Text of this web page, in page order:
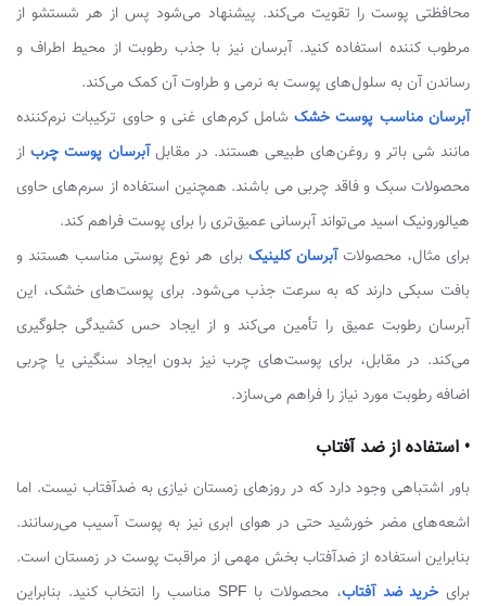
محافظتی پوست را تقویت می‌کند. پیشنهاد می‌شود پس از هر شستشو از
مرطوب کننده استفاده کنید. آبرسان نیز با جذب رطوبت از محیط اطراف و
رساندن آن به سلول‌های پوست به نرمی و طراوت آن کمک می‌کند.
آبرسان مناسب پوست‌ خشکشامل کرم‌های غنی و حاوی ترکیبات نرم‌کننده
مانند شی باتر و روغن‌های طبیعی هستند. در مقابلآبرسان پوست‌ چرباز
محصولات سبک و فاقد چربی می باشند. همچنین استفاده از سرم‌های حاوی
هیالورونیک اسید می‌تواند آبرسانی عمیق‌تری را برای پوست فراهم کند.
برای مثال، محصولاتآبرسان کلینیک برای هر نوع پوستی مناسب هستند و
بافت سبکی دارند که به سرعت جذب می‌شود. برای پوست‌های خشک، این
آبرسان رطوبت عمیق را تأمین می‌کند و از ایجاد حس کشیدگی جلوگیری
می‌کند. در مقابل، برای پوست‌های چرب نیز بدون ایجاد سنگینی یا چربی
اضافه رطوبت مورد نیاز را فراهم می‌سازد.
• استفاده از ضد آفتاب
باور اشتباهی وجود دارد که در روزهای زمستان نیازی به ضدآفتاب نیست. اما
اشعه‌های مضر خورشید حتی در هوای ابری نیز به پوست آسیب می‌رسانند.
بنابراین استفاده از ضدآفتاب بخش مهمی از مراقبت پوست در زمستان است.
برای خرید ضد آفتاب
، محصولات با SPF مناسب را انتخاب کنید. بنابراین